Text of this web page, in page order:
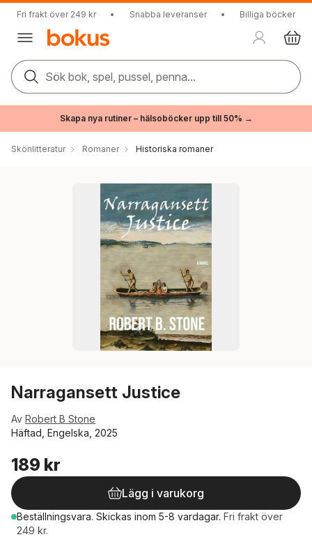
Fri frakt över 249 kr • Snabba leveranser • Billiga böcker
Sök bok, spel, pussel, penna...
Skapa nya rutiner – hälsoböcker upp till 50% →
Skönlitteratur Romaner Historiska romaner
Narragansett Justice
Av Robert B Stone
Häftad, Engelska, 2025
189 kr
Lägg i varukorg
Beställningsvara. Skickas inom 5-8 vardagar. Fri frakt över
249 kr.